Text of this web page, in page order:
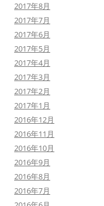
2017年8月
2017年7月
2017年6月
2017年5月
2017年4月
2017年3月
2017年2月
2017年1月
2016年12月
2016年11月
2016年10月
2016年9月
2016年8月
2016年7月